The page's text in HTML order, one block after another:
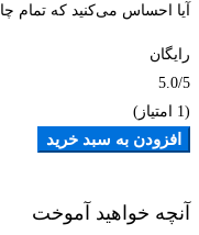
آیا احساس می‌کنید که
رایگان
5.0/5
(1 امتیاز)
افزودن به سبد خرید
آنچه خواهید آموخت